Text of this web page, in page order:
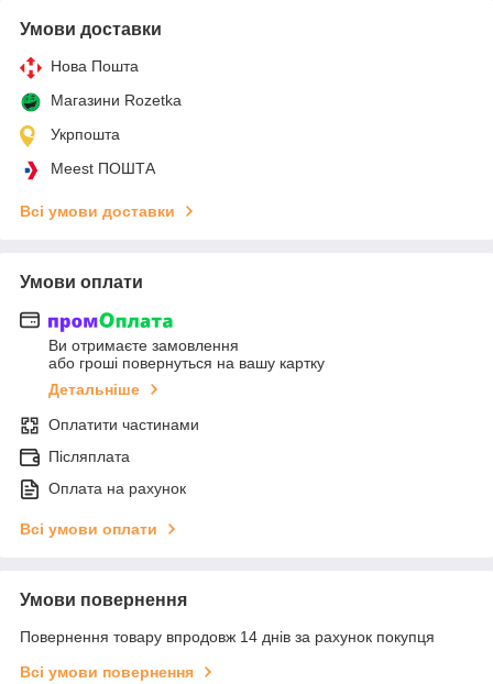
Умови доставки
Нова Пошта
Магазини Rozetka
Укрпошта
Meest ПОШТА
Всі умови доставки
Умови оплати
Ви отримаєте замовлення
або гроші повернуться на вашу картку
Детальніше
Оплатити частинами
Післяплата
Оплата на рахунок
Всі умови оплати
Умови повернення
Повернення товару впродовж 14 днів за рахунок покупця
Всі умови повернення